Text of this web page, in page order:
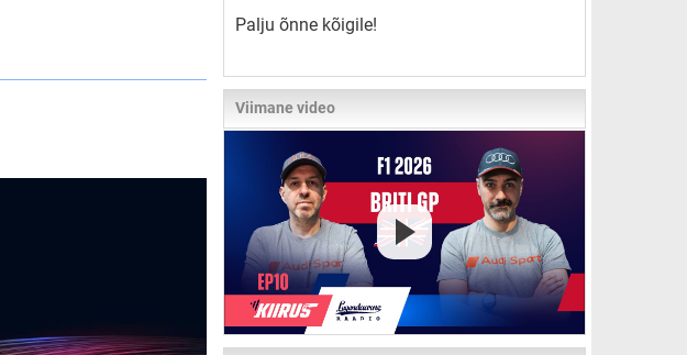
Palju õnne kõigile!
Viimane video